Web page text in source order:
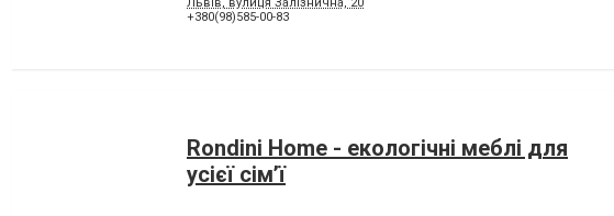
+380(98)585-00-83
Rondini Home - екологічні меблі для
усієї сім’ї